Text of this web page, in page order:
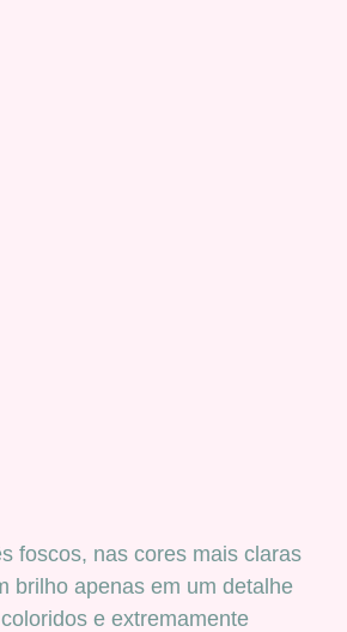
foscos, nas cores mais claras
brilho apenas em um detalhe
e extremamente